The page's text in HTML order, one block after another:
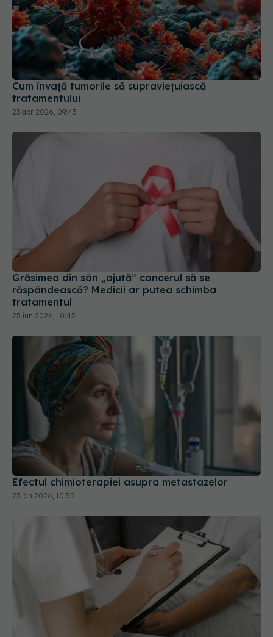
Cum învață tumorile să supraviețuiască
tratamentului
23 apr 2026, 09:43
Grăsimea din sân „ajută” cancerul să se
răspândească? Medicii ar putea schimba
tratamentul
25 iun 2026, 10:45
Efectul chimioterapiei asupra metastazelor
23 ian 2026, 10:55